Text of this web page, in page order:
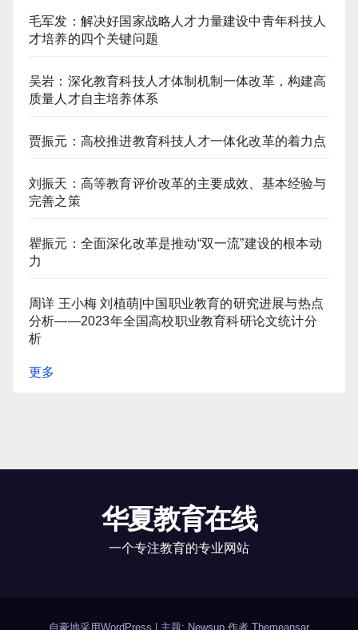
毛军发：解决好国家战略人才力量建设中青年科技人
才培养的四个关键问题
吴岩：深化教育科技人才体制机制一体改革，构建高
质量人才自主培养体系
贾振元：高校推进教育科技人才一体化改革的着力点
刘振天：高等教育评价改革的主要成效、基本经验与
完善之策
瞿振元：全面深化改革是推动“双一流”建设的根本动
力
周详 王小梅 刘植萌|中国职业教育的研究进展与热点
分析——2023年全国高校职业教育科研论文统计分
析
更多
华夏教育在线
一个专注教育的专业网站
自豪地采用WordPress 主题: Newsup 作者 Themeansar